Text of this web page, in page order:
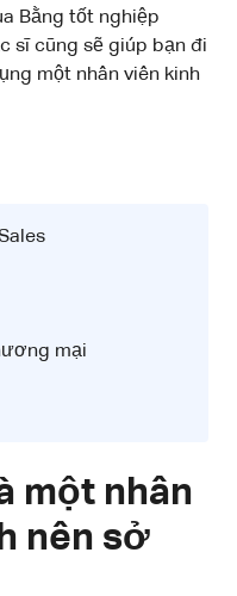
Bằng tốt nghiệp
sĩ cũng sẽ giúp bạn đi
một nhân viên kinh
mại
một nhân
nên sở